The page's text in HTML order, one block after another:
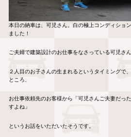
本日の納車は、可児さん。白の極上コンディショ
ました！
ご夫婦で建築設計のお仕事をなさっている可児さん
２人目のお子さんの生まれるというタイミングで
ところ、
お仕事依頼先のお客様から「可児さんご夫妻だっ
すよね」
というお話をいただいたそうです。